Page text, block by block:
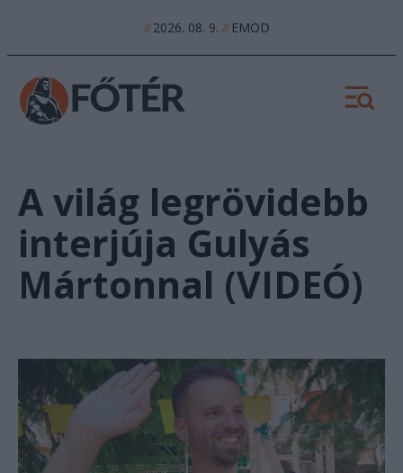
//2026. 08. 9. //EMOD
A világ legrövidebb
interjúja Gulyás
Mártonnal (VIDEÓ)